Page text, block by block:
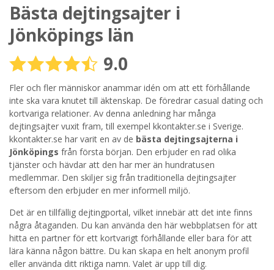
Steg3
Din mailadress?
Genom att registrera godkänner jagVillkorenoch
Sekretesspolicyn
. Jag godkänner att ta emot information och
reklam via e-post från hemsidans operatörer. Jag kan dra
tillbaka godkännande när jag vill.
STARTA NU!
Bästa dejtingsajter i
Jönköpings län
9.0
Fler och fler människor anammar idén om att ett förhållande
inte ska vara knutet till äktenskap. De föredrar casual dating och
kortvariga relationer. Av denna anledning har många
dejtingsajter vuxit fram, till exempel kkontakter.se i Sverige.
kkontakter.se har varit en av de bästa dejtingsajterna i
Jönköpings från första början. Den erbjuder en rad olika
tjänster och hävdar att den har mer än hundratusen
medlemmar. Den skiljer sig från traditionella dejtingsajter
eftersom den erbjuder en mer informell miljö.
Det är en tillfällig dejtingportal, vilket innebär att det inte finns
några åtaganden. Du kan använda den här webbplatsen för att
hitta en partner för ett kortvarigt förhållande eller bara för att
lära känna någon bättre. Du kan skapa en helt anonym profil
eller använda ditt riktiga namn. Valet är upp till dig.